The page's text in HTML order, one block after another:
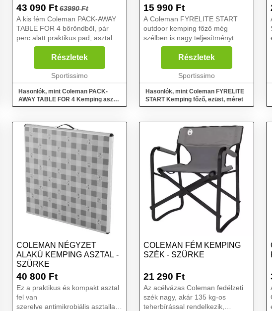
MÉRET
43 090 Ft 63990 Ft
A kis fém Coleman PACK-AWAY
TABLE FOR 4 bőröndből, pár
perc alatt praktikus pad, asztal
szettet készíthetsz, ami kitűnő
szolgálatot biztosít 4 személy
számára. A padok praktikus
kárpit bevonattal kés...
Részletek
Sportissimo
Hasonlók, mint Coleman PACK-
AWAY TABLE FOR 4 Kemping asztal
és pad, szürke, méret
15 990 Ft
A Coleman FYRELITE START
outdoor kemping főző még
szélben is nagy teljesítményt
garantál. Egyértelmű választás
minden outdoor rajongó
számára, aki minden grammot
mérlegel utazásai során....
Részletek
Sportissimo
Hasonlók, mint Coleman FYRELITE
START Kemping főző, ezüst, méret
COLEMAN NÉGYZET
ALAKÚ KEMPING ASZTAL -
SZÜRKE
40 800 Ft
Ez a praktikus és kompakt asztal
fel van
szerelve antimikrobiális asztallappal,
COLEMAN FÉM KEMPING
SZÉK - SZÜRKE
21 290 Ft
Az acélvázas Coleman fedélzeti
szék nagy, akár 135 kg-os
teherbírással rendelkezik,